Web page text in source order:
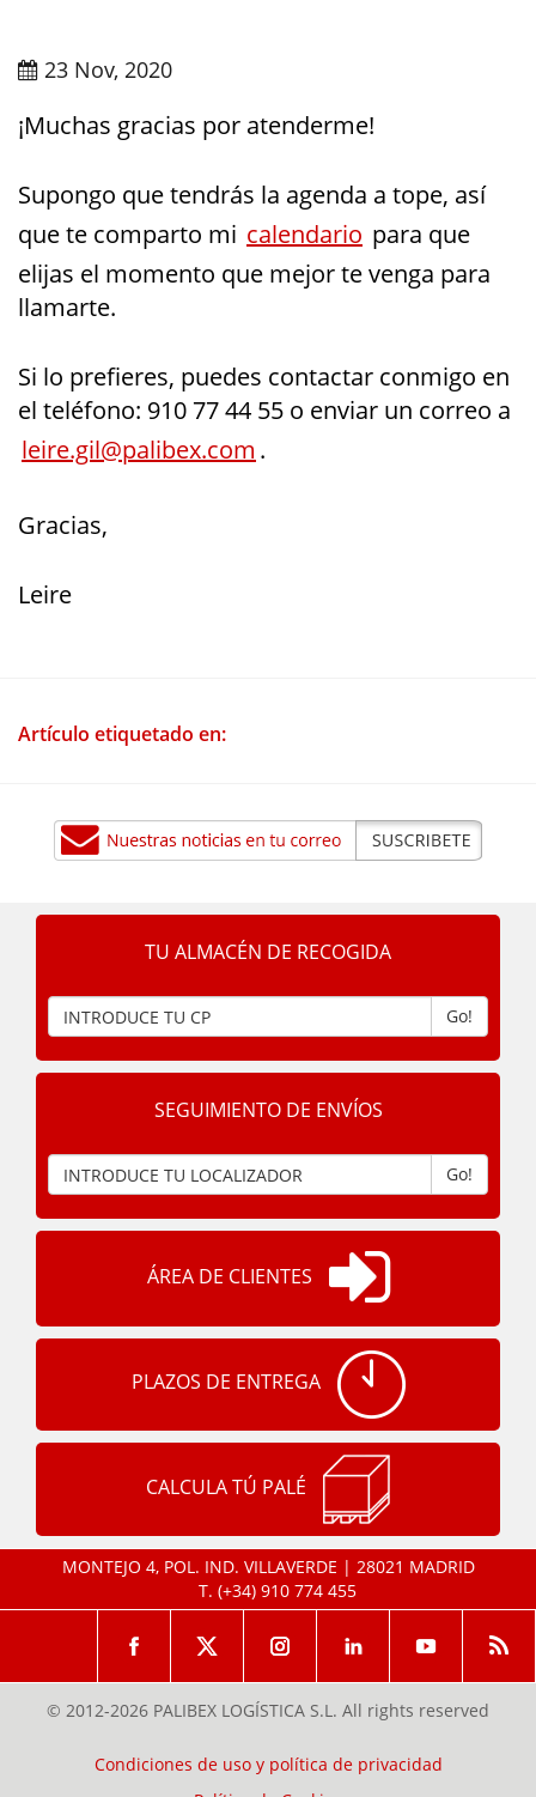
23 Nov, 2020
¡Muchas gracias por atenderme!
Supongo que tendrás la agenda a tope, así
que te comparto mi calendario para que
elijas el momento que mejor te venga para
llamarte.
Si lo prefieres, puedes contactar conmigo en
el teléfono: 910 77 44 55 o enviar un correo a
leire.gil@palibex.com .
Gracias,
Leire
Artículo etiquetado en:
TU ALMACÉN DE RECOGIDA
Go!
SEGUIMIENTO DE ENVÍOS
Go!
ÁREA DE CLIENTES
PLAZOS DE ENTREGA
CALCULA TÚ PALÉ
MONTEJO 4, POL. IND. VILLAVERDE | 28021 MADRID
T. (+34) 910 774 455
© 2012-2026 PALIBEX LOGÍSTICA S.L. All rights reserved
Condiciones de uso y política de privacidad